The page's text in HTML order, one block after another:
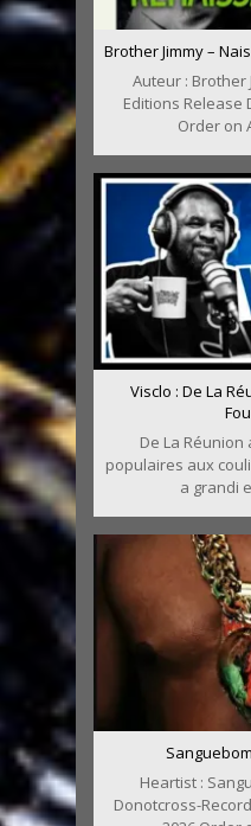
Brother Jimmy –
Auteur : Brother
Editions Release
Order on
Visclo : De La
De La
populaires aux
a grandi
Heartist :
Donotcross-